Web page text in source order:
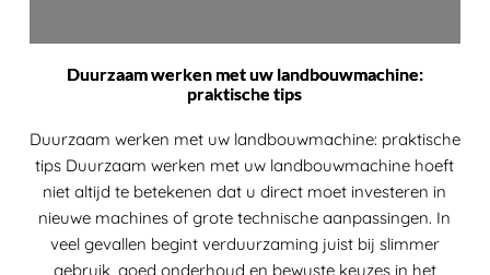
Duurzaam werken met uw landbouwmachine:
praktische tips
Duurzaam werken met uw landbouwmachine: praktische
tips Duurzaam werken met uw landbouwmachine hoeft
niet altijd te betekenen dat u direct moet investeren in
nieuwe machines of grote technische aanpassingen. In
veel gevallen begint verduurzaming juist bij slimmer
gebruik, goed onderhoud en bewuste keuzes in het